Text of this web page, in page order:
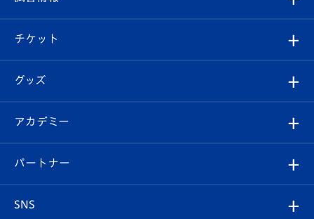
試合情報
チケット
イベント
メディア
クラブ概要
エンブレム紹介
スタッフプロフィール
マスコット紹介
はじめての観戦ガイド
Revive Team
ヴィヴィくんの長崎おもてなしガイド
試合日程/結果
フォトギャラリー
スタジアムグルメ
チケット
チケット
V-LOVERS（ファンクラブ）
プレイヤーズスイート
グッズ
オンラインショップ
店舗情報
アカデミー
育成からのお知らせ
パートナー
SNS